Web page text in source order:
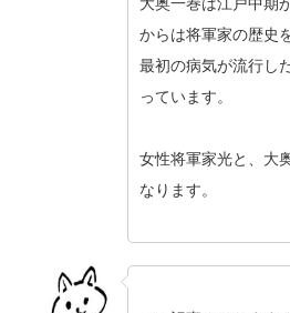
からは将軍家の歴史
最初の病気が流行し
っています。
女性将軍家光と、大
なります。